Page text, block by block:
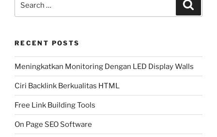
RECENT POSTS
Meningkatkan Monitoring Dengan LED Display Walls
Ciri Backlink Berkualitas HTML
Free Link Building Tools
On Page SEO Software